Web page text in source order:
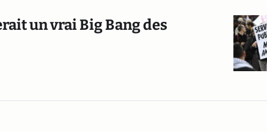
un vrai Big Bang des